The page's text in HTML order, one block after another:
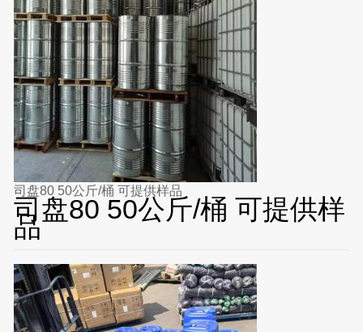
司盘80 50公斤/桶 可提供样品
司盘80 50公斤/桶 可提供样
品